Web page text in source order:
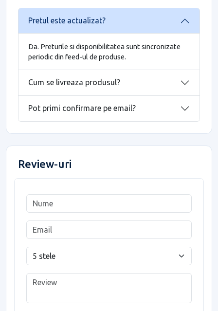
Pretul este actualizat?
Da. Preturile si disponibilitatea sunt sincronizate
periodic din feed-ul de produse.
Cum se livreaza produsul?
Pot primi confirmare pe email?
Review-uri